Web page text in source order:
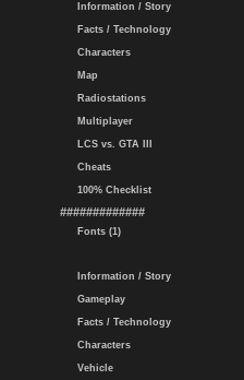
Information / Story
Facts / Technology
Characters
Map
Radiostations
Multiplayer
LCS vs. GTA III
Cheats
100% Checklist
#############
Fonts (1)
Information / Story
Gameplay
Facts / Technology
Characters
Vehicle